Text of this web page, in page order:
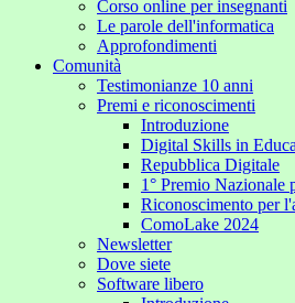
Corso online per insegnanti
Le parole dell'informatica
Approfondimenti
Comunità
Testimonianze 10 anni
Premi e riconoscimenti
Introduzione
Digital Skills in
Repubblica Digitale
1° Premio Nazionale
Riconoscimento per
ComoLake 2024
Newsletter
Dove siete
Software libero